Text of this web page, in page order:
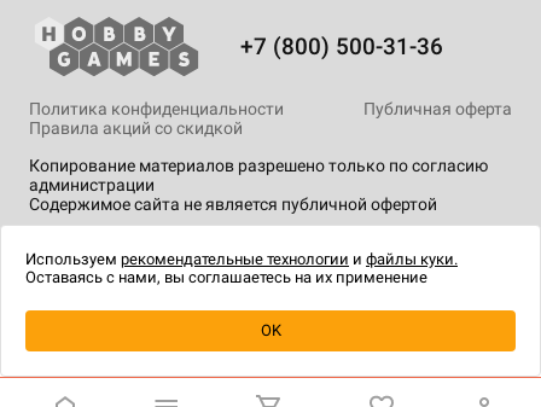
+7 (800) 500-31-36
Копирование материалов разрешено только по согласию
администрации
Содержимое сайта не является публичной офертой
Политика конфиденциальности
Публичная оферта
Правила акций со скидкой
технологии.
Используем рекомендательные технологии и файлы куки.
Оставаясь с нами, вы соглашаетесь на их применение
OK